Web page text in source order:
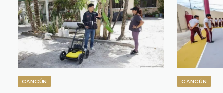
CANCÚN CANCÚN